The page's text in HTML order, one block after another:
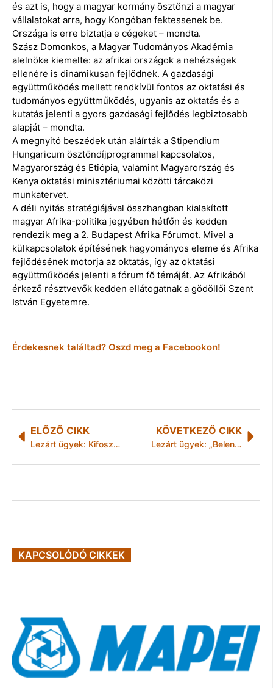
és azt is, hogy a magyar kormány ösztönzi a magyar
vállalatokat arra, hogy Kongóban fektessenek be.
Országa is erre biztatja e cégeket – mondta.
Szász Domonkos, a Magyar Tudományos Akadémia
alelnöke kiemelte: az afrikai országok a nehézségek
ellenére is dinamikusan fejlődnek. A gazdasági
együttműködés mellett rendkívül fontos az oktatási és
tudományos együttműködés, ugyanis az oktatás és a
kutatás jelenti a gyors gazdasági fejlődés legbiztosabb
alapját – mondta.
A megnyitó beszédek után aláírták a Stipendium
Hungaricum ösztöndíjprogrammal kapcsolatos,
Magyarország és Etiópia, valamint Magyarország és
Kenya oktatási minisztériumai közötti tárcaközi
munkatervet.
A déli nyitás stratégiájával összhangban kialakított
magyar Afrika-politika jegyében hétfőn és kedden
rendezik meg a 2. Budapest Afrika Fórumot. Mivel a
külkapcsolatok építésének hagyományos eleme és Afrika
fejlődésének motorja az oktatás, így az oktatási
együttműködés jelenti a fórum fő témáját. Az Afrikából
érkező résztvevők kedden ellátogatnak a gödöllői Szent
István Egyetemre.
Érdekesnek találtad? Oszd meg a Facebookon!
ELŐZŐ CIKK
Lezárt ügyek: Kifosztás a kocsmában
KÖVETKEZŐ CIKK
Lezárt ügyek: „Belenyúlt” a kilométerórába
KAPCSOLÓDÓ CIKKEK